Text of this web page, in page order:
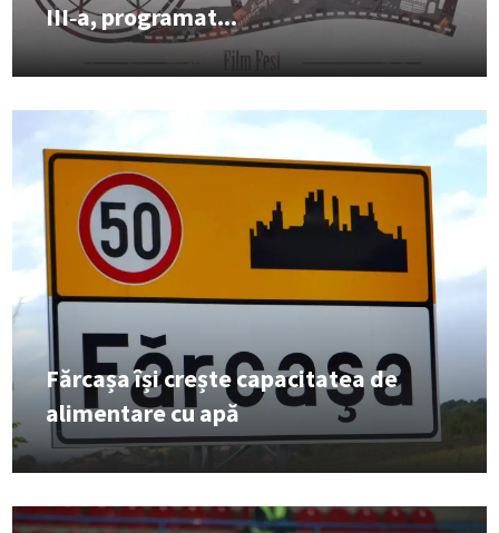
III‑a, programat...
Fărcașa își crește capacitatea de
alimentare cu apă